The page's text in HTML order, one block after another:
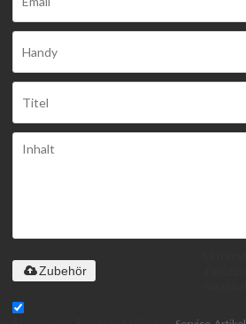
Zubehör